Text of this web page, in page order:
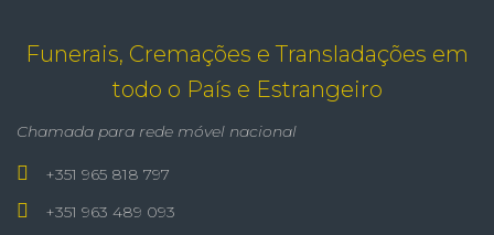
Funerais, Cremações e Transladações em
todo o País e Estrangeiro
Chamada para rede móvel nacional
+351 965 818 797
+351 963 489 093